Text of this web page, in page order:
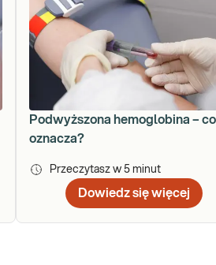
Podwyższona hemoglobina – co
oznacza?
Przeczytasz w 5 minut
Dowiedz się więcej